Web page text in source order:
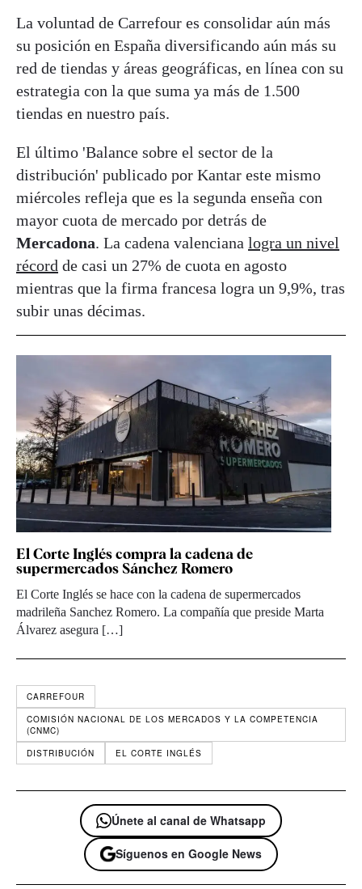
La voluntad de Carrefour es consolidar aún más
su posición en España diversificando aún más su
red de tiendas y áreas geográficas, en línea con su
estrategia con la que suma ya más de 1.500
tiendas en nuestro país.
El último 'Balance sobre el sector de la
distribución' publicado por Kantar este mismo
miércoles refleja que es la segunda enseña con
mayor cuota de mercado por detrás de
Mercadona. La cadena valenciana logra un nivel
récord de casi un 27% de cuota en agosto
mientras que la firma francesa logra un 9,9%, tras
subir unas décimas.
El Corte Inglés compra la cadena de
supermercados Sánchez Romero
El Corte Inglés se hace con la cadena de supermercados
madrileña Sanchez Romero. La compañía que preside Marta
Álvarez asegura […]
CARREFOUR
COMISIÓN NACIONAL DE LOS MERCADOS Y LA COMPETENCIA
(CNMC)
DISTRIBUCIÓN
EL CORTE INGLÉS
Únete al canal de Whatsapp
Síguenos en Google News